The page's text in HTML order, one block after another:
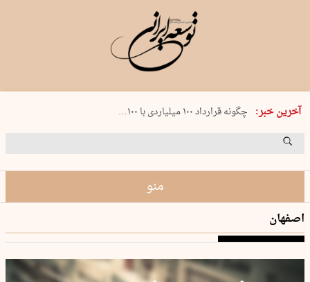
آخرین خبر:
شنبه 17 مرداد 1405 شماره 2244
چگونه قرارداد ۱۰۰ میلیاردی با ۱۰۰…
پنجره‌ای که باز نشد
منو
اصفهان